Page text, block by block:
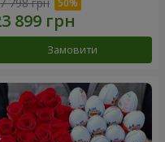
798 грн
Замовити